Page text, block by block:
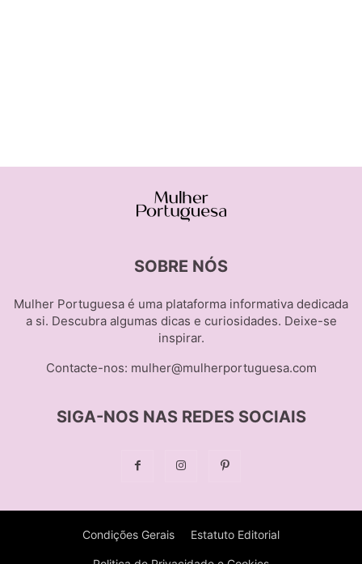
SOBRE NÓS
Mulher Portuguesa é uma plataforma informativa dedicada
a si. Descubra algumas dicas e curiosidades. Deixe-se
inspirar.
Contacte-nos: mulher@mulherportuguesa.com
SIGA-NOS NAS REDES SOCIAIS
Condições Gerais Estatuto Editorial